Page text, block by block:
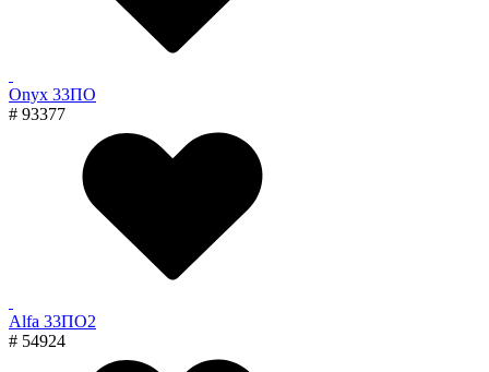
Onyx 33ПО
# 93377
Alfa 33ПО2
# 54924